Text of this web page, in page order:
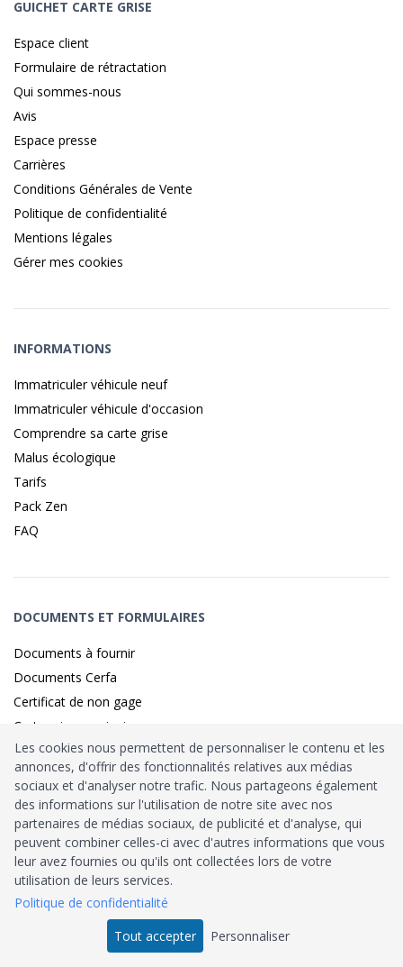
GUICHET CARTE GRISE
Espace client
Formulaire de rétractation
Qui sommes-nous
Avis
Espace presse
Carrières
Conditions Générales de Vente
Politique de confidentialité
Mentions légales
Gérer mes cookies
INFORMATIONS
Immatriculer véhicule neuf
Immatriculer véhicule d'occasion
Comprendre sa carte grise
Malus écologique
Tarifs
Pack Zen
FAQ
DOCUMENTS ET FORMULAIRES
Documents à fournir
Documents Cerfa
Certificat de non gage
Carte grise provisoire
Identité sécurisé parFranceConnect
HabilitationMinistère de l’Intérieur: n°212900
Agrément Trésor Public
Tous droits réservés © 2026
Les cookies nous permettent de personnaliser le contenu et les
annonces, d'offrir des fonctionnalités relatives aux médias
sociaux et d'analyser notre trafic. Nous partageons également
des informations sur l'utilisation de notre site avec nos
partenaires de médias sociaux, de publicité et d'analyse, qui
peuvent combiner celles-ci avec d'autres informations que vous
leur avez fournies ou qu'ils ont collectées lors de votre
utilisation de leurs services.
Politique de confidentialité
Tout accepter
Personnaliser